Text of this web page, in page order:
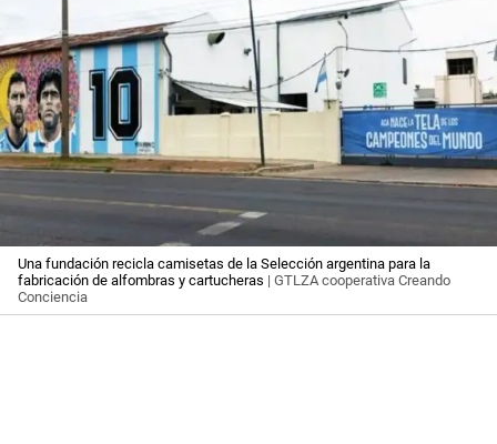
Una fundación recicla camisetas de la Selección argentina para la
fabricación de alfombras y cartucheras | GTLZA cooperativa Creando
Conciencia